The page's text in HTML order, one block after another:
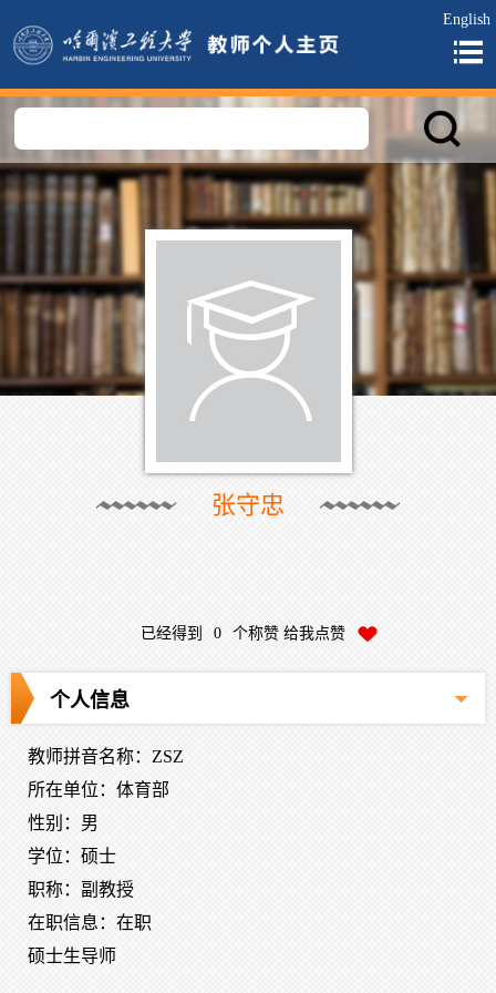
English
张守忠
已经得到 0 个称赞 给我点赞
个人信息
教师拼音名称：ZSZ
所在单位：体育部
性别：男
学位：硕士
职称：副教授
在职信息：在职
硕士生导师